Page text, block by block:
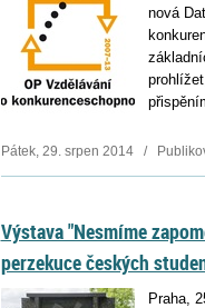
nová
Pátek, 29. srpen 2014 /
Výstava "Nesmíme
perzekuce českých
Praha,